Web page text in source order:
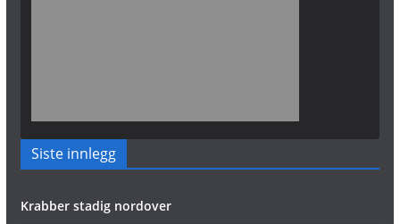
Siste innlegg
Krabber stadig nordover